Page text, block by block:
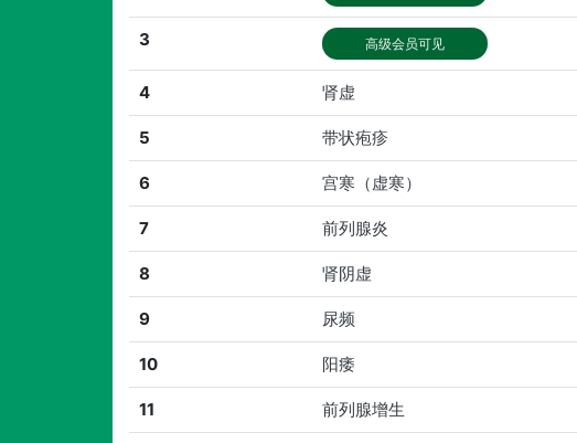
3 高级会员可见
4 肾虚
5 带状疱疹
6 宫寒（虚寒）
7 前列腺炎
8 肾阴虚
9 尿频
10 阳痿
11 前列腺增生